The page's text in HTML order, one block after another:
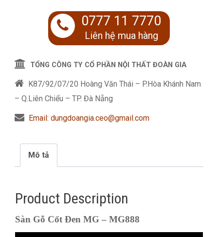
0777 11 7770
Liên hệ mua hàng
TỔNG CÔNG TY CỔ PHẦN NỘI THẤT ĐOÀN GIA
K87/92/07/20 Hoàng Văn Thái – P.Hòa Khánh Nam
– Q.Liên Chiểu – TP. Đà Nẵng
Email: dungdoangia.ceo@gmail.com
Mô tả
Product Description
Sàn Gỗ Cốt Đen MG – MG888